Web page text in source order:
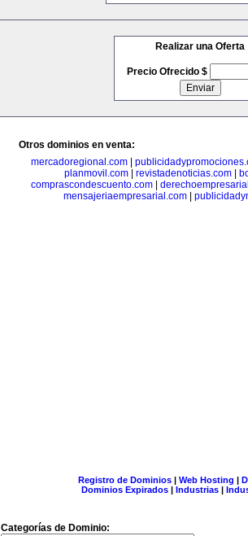
Realizar una Oferta
Precio Ofrecido $
Otros dominios en venta:
mercadoregional.com
planmovil.com| revistadenoticias.com|
comprascondescuento.com
mensajeriaempresarial.com|
Registro de Dominios| Web Hosting |
Dominios Expirados | Industrias |
Categorías de Dominio: